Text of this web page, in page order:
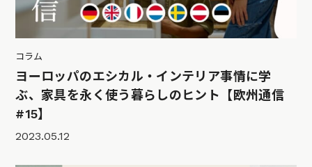
コラム
ヨーロッパのエシカル・インテリア事情に学
ぶ、家具を永く使う暮らしのヒント【欧州通信
#15】
2023.05.12